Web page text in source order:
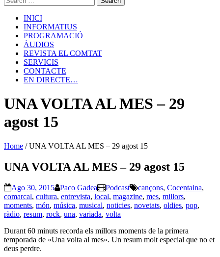
INICI
INFORMATIUS
PROGRAMACIÓ
ÀUDIOS
REVISTA EL COMTAT
SERVICIS
CONTACTE
EN DIRECTE…
UNA VOLTA AL MES – 29
agost 15
Home /UNA VOLTA AL MES – 29 agost 15
UNA VOLTA AL MES – 29 agost 15
Ago 30, 2015 Paco Gadea Podcast cançons, Cocentaina,
comarcal, cultura, entrevista, local, magazine, mes, millors,
moments, món, música, musical, noticies, novetats, oldies, pop,
ràdio, resum, rock, una, variada, volta
Durant 60 minuts recorda els millors moments de la primera
temporada de «Una volta al mes». Un resum molt especial que no et
deus perdre.